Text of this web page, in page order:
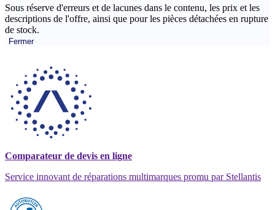
Sous réserve d'erreurs et de lacunes dans le contenu, les prix et les
descriptions de l'offre, ainsi que pour les pièces détachées en rupture
de stock.
Fermer
Comparateur de devis en ligne
Service innovant de réparations multimarques promu par Stellantis